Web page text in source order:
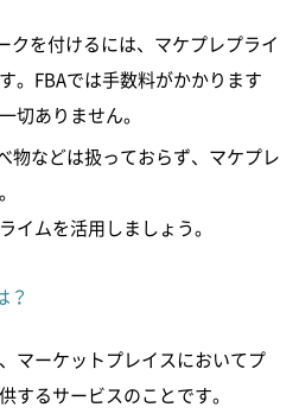
クを付けるには、マケプレプライ
。FBAでは手数料がかかります
切ありません。
物などは扱っておらず、マケプレ
イムを活用しましょう。
？
マーケットプレイスにおいてプ
するサービスのことです。